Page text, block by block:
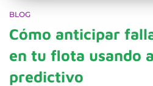
BLOG
Cómo anticipar
en tu flota usando
predictivo